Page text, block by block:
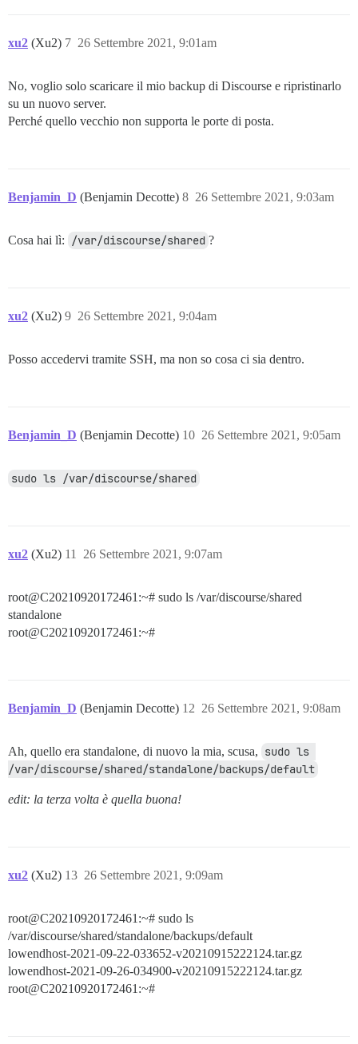
xu2 (Xu2) 26 Settembre 2021, 9:01am
7
No, voglio solo scaricare il mio backup di Discourse e ripristinarlo
su un nuovo server.
Perché quello vecchio non supporta le porte di posta.
Benjamin_D (Benjamin Decotte) 26 Settembre 2021, 9:03am
8
Cosa hai lì: /var/discourse/shared ?
xu2 (Xu2) 26 Settembre 2021, 9:04am
9
Posso accedervi tramite SSH, ma non so cosa ci sia dentro.
Benjamin_D (Benjamin Decotte) 26 Settembre 2021, 9:05am
10
sudo ls /var/discourse/shared
xu2 (Xu2) 26 Settembre 2021, 9:07am
11
root@C20210920172461:~# sudo ls /var/discourse/shared
standalone
root@C20210920172461:~#
Benjamin_D (Benjamin Decotte) 26 Settembre 2021, 9:08am
12
Ah, quello era standalone, di nuovo la mia, scusa, sudo ls
/var/discourse/shared/standalone/backups/default
edit: la terza volta è quella buona!
xu2 (Xu2) 26 Settembre 2021, 9:09am
13
root@C20210920172461:~# sudo ls
/var/discourse/shared/standalone/backups/default
lowendhost-2021-09-22-033652-v20210915222124.tar.gz
lowendhost-2021-09-26-034900-v20210915222124.tar.gz
root@C20210920172461:~#